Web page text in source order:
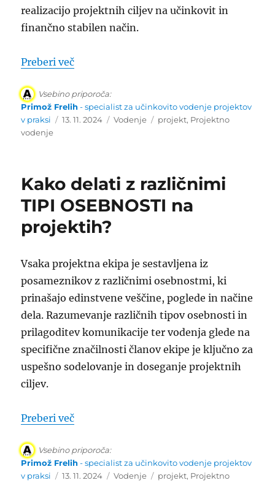
realizacijo projektnih ciljev na učinkovit in
finančno stabilen način.
Preberi več“Stroški na projektu”
Vsebino priporoča:
Primož Frelih- specialist za učinkovito vodenje projektov
v praksi
Objavljeno
13. 11. 2024 Kategorije
Vodenje Oznake
projekt, Projektno
vodenje
Kako delati z različnimi
TIPI OSEBNOSTI na
projektih?
Vsaka projektna ekipa je sestavljena iz
posameznikov z različnimi osebnostmi, ki
prinašajo edinstvene veščine, poglede in načine
dela. Razumevanje različnih tipov osebnosti in
prilagoditev komunikacije ter vodenja glede na
specifične značilnosti članov ekipe je ključno za
uspešno sodelovanje in doseganje projektnih
ciljev.
Preberi več“Kako delati z različnimi TIPI
Vsebino priporoča:
Primož Frelih- specialist za učinkovito vodenje projektov
v praksi
Objavljeno
13. 11. 2024 Kategorije
Vodenje Oznake
projekt, Projektno